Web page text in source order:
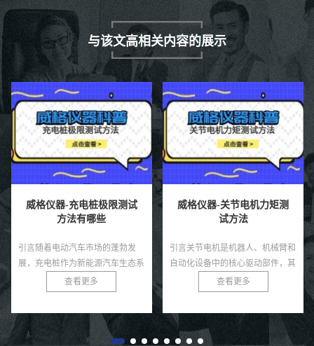
与该文高相关内容的展示
电桩极限测试
车市场的蓬勃发
新能源汽车生态系
施，其性能和可靠
体验和电网安全。
看更多
威格仪器-关节电机力矩测
引言关节电机是机器人、机械臂和
自动化设备中的核心驱动部件，其
力矩输出直接决定了系统的运动精
度、负载能力和稳定性。无论是工
节...
查看更多
威格仪器-
引言电抗器是
的设备，用于
变电站、输配